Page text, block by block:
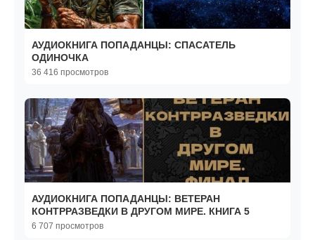
АУДИОКНИГА ПОПАДАНЦЫ: СПАСАТЕЛЬ
ОДИНОЧКА
36 416 просмотров
АУДИОКНИГА ПОПАДАНЦЫ: ВЕТЕРАН
КОНТРРАЗВЕДКИ В ДРУГОМ МИРЕ. КНИГА 5
6 707 просмотров